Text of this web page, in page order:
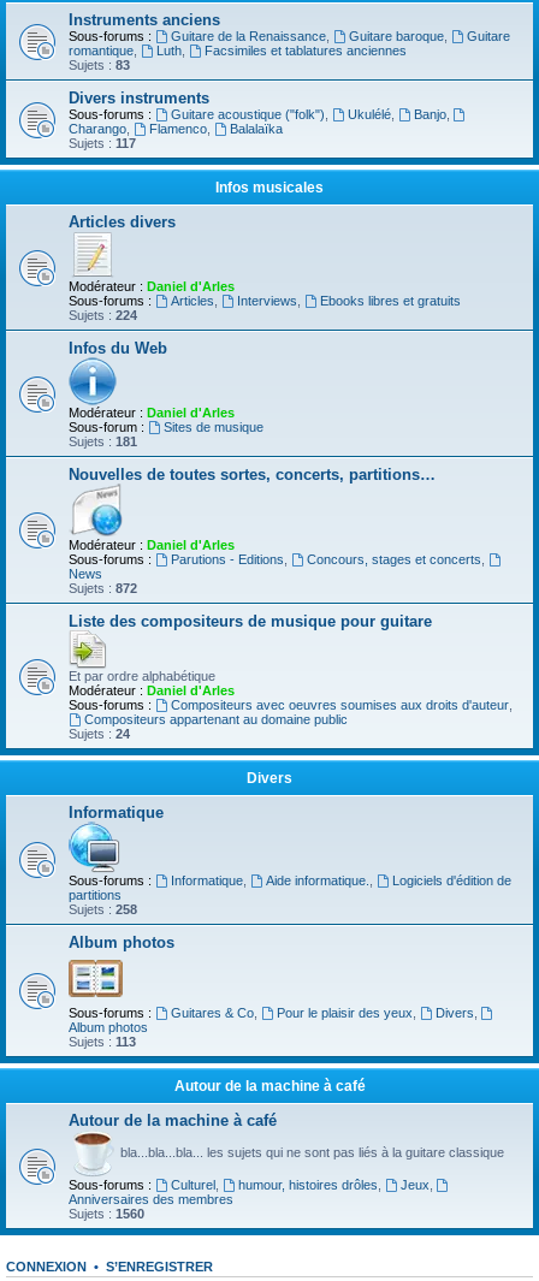
Instruments anciens
Sous-forums : Guitare de la Renaissance, Guitare baroque,
Guitare
romantique
Luth,
Facsimiles et tablatures anciennes
Sujets : 83
Divers instruments
Sous-forums : Guitare acoustique ("folk") Ukulélé, Banjo,
Charango
Flamenco,
Balalaïka
Sujets : 117
Infos musicales
Articles divers
Modérateur : Daniel d'Arles
Sous-forums :
Articles Interviews
Ebooks libres et gratuits
Sujets : 224
Infos du Web
Modérateur : Daniel d'Arles
Sous-forum :
Sites de musique
Sujets : 181
Nouvelles de toutes sortes, concerts, partitions…
Modérateur : Daniel d'Arles
Sous-forums :
Parutions - Editions Concours, stages et concerts
News
Sujets : 872
Liste des compositeurs de musique pour guitare
Et par ordre alphabétique
Modérateur : Daniel d'Arles
Sous-forums :
Compositeurs avec oeuvres soumises aux droits d'auteur,
Compositeurs appartenant au domaine public
Sujets : 24
Divers
Informatique
Sous-forums : Informatique, Aide informatique.
Logiciels d'édition de
partitions
Sujets : 258
Album photos
Sous-forums : Guitares & Co, Pour le plaisir des yeux Divers
Album photos
Sujets : 113
Autour de la machine à café
Autour de la machine à café
bla...bla...bla... les sujets qui ne sont pas liés à la guitare classique
Sous-forums : Culturel, humour, histoires drôles Jeux
Anniversaires des membres
Sujets : 1560
CONNEXION • S’ENREGISTRER